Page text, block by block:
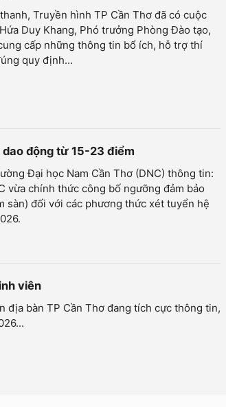
Truyền hình TP Cần Thơ đã có cuộc
Duy Khang, Phó trưởng Phòng Đào tạo,
cấp những thông tin bổ ích, hỗ trợ thí
quy định...
động từ 15-23 điểm
Đại học Nam Cần Thơ (DNC) thông tin:
vừa chính thức công bố ngưỡng đảm bảo
sàn) đối với các phương thức xét tuyển hệ
viên
địa bàn TP Cần Thơ đang tích cực thông tin,